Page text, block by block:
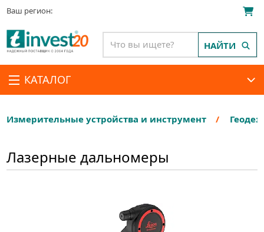
Ваш регион:
КАТАЛОГ
НАЙТИ
Измерительные устройства и инструмент
Лазерные дальномеры